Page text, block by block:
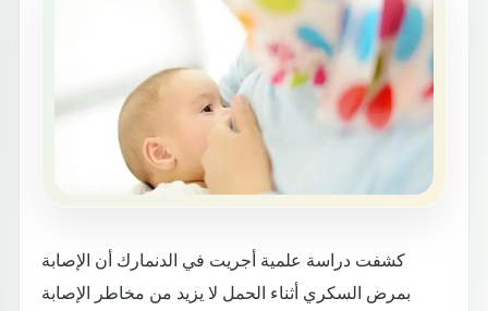
كشفت دراسة علمية أجريت في الدنمارك أن الإصابة
بمرض السكري أثناء الحمل لا يزيد من مخاطر الإصابة